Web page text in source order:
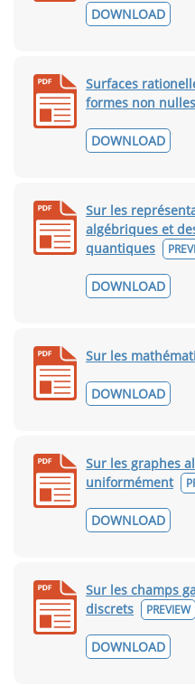
DOWNLOAD
Surfaces
formes non nulles
DOWNLOAD
Sur les
algébriques et
quantiques
DOWNLOAD
Sur les
DOWNLOAD
Sur les graphes
uniformément
DOWNLOAD
Sur les champs
discrets
PREVIEW
DOWNLOAD